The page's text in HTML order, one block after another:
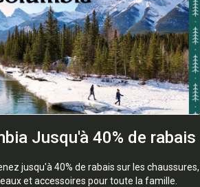
Jusqu'à 40% de rabais
jusqu'à 40% de rabais sur les
et accessoires pour toute la famille.